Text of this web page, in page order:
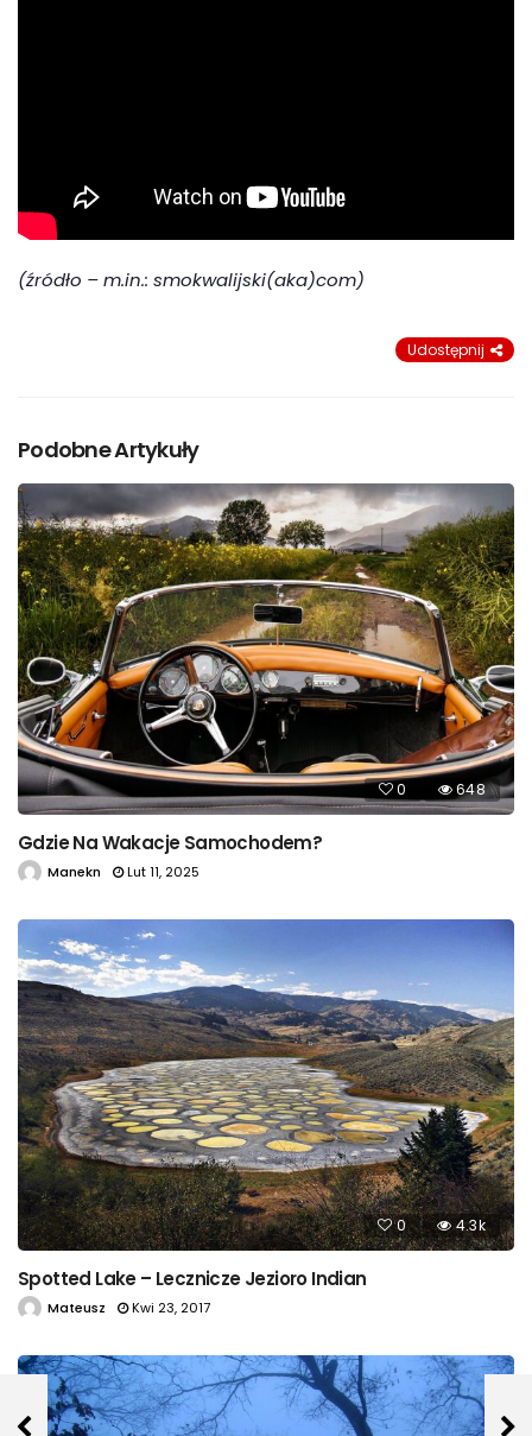
(źródło – m.in.: smokwalijski(aka)com)
Udostępnij
Podobne Artykuły
0 648
Gdzie Na Wakacje Samochodem?
Manekn Lut 11, 2025
0 4.3k
Spotted Lake – Lecznicze Jezioro Indian
Mateusz Kwi 23, 2017